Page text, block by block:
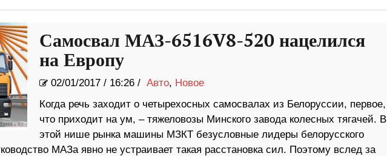
Самосвал МАЗ-6516V8-520 нацелился
на Европу
02/01/2017/ 16:26 / Авто, Новое
Когда речь заходит о четырехосных самосвалах из Белоруссии, первое,
что приходит на ум, – тяжеловозы Минского завода колесных тягачей. В
этой нише рынка машины МЗКТ безусловные лидеры белорусского
МАЗа явно не устраивает такая расстановка сил. Поэтому вслед за